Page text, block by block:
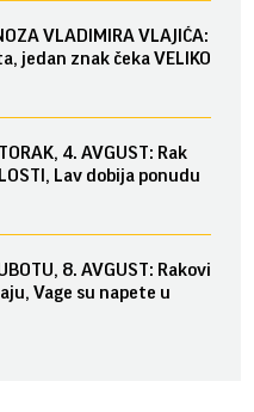
VLADIMIRA VLAJIĆA:
jedan znak čeka VELIKO
4. AVGUST: Rak
Lav dobija ponudu
8. AVGUST: Rakovi
Vage su napete u